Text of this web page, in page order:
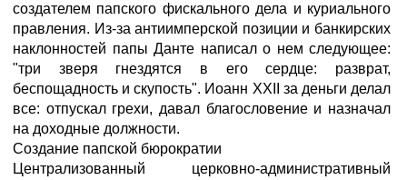
создателем папского фискального дела и куриального
правления. Из-за антиимперской позиции и банкирских
наклонностей папы Данте написал о нем следующее:
"три зверя гнездятся в его сердце: разврат,
беспощадность и скупость". Иоанн XXII за деньги делал
все: отпускал грехи, давал благословение и назначал
на доходные должности.
Создание папской бюрократии
Централизованный церковно-административный